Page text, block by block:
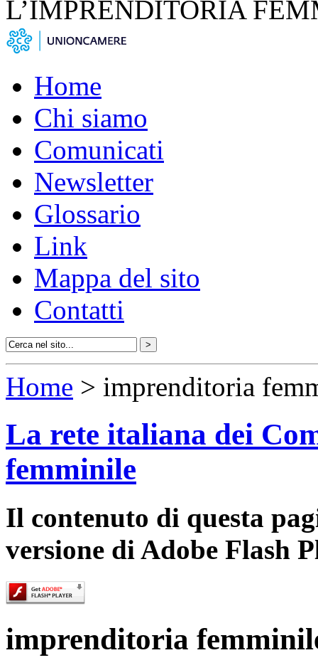
L’IMPRENDITORIA
Home
Chi siamo
Comunicati
Newsletter
Glossario
Link
Mappa del sito
Contatti
Home > imprenditoria
La rete italiana dei
femminile
Il contenuto di questa
versione di Adobe Flash
imprenditoria